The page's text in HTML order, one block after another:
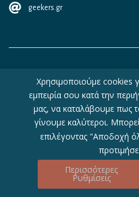
geekers.gr
Copyright © 2026 - Geekers.gr |
byWebHosting|4U
Προϊόντα
Χρησιμοποιούμε cookies
εμπειρία σου κατά την
μας, να καταλάβουμε πως
γίνουμε καλύτεροι.
επιλέγοντας "Αποδοχή
Περισσότερες
Ρυθμίσεις